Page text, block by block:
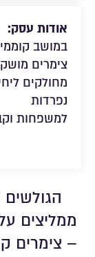
אודות עסק:
במושב
צימרים
מחולקים
נפרדות
למשפחות
הגולשים
ממליצים
– צימרים